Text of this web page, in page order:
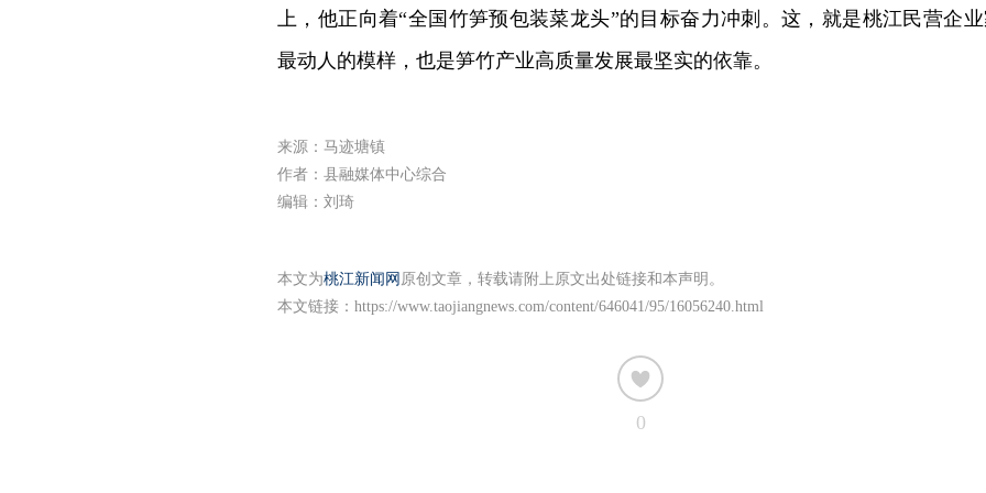
上，他正向着“全国竹笋预包装菜龙头”的目标奋力冲刺。这，就是桃江民营企
最动人的模样，也是笋竹产业高质量发展最坚实的依靠。
来源：马迹塘镇
作者：县融媒体中心综合
编辑：刘琦
本文为桃江新闻网 原创文章，转载请附上原文出处链接和本声明。
本文链接： https://www.taojiangnews.com/content/646041/95/16056240.html
0